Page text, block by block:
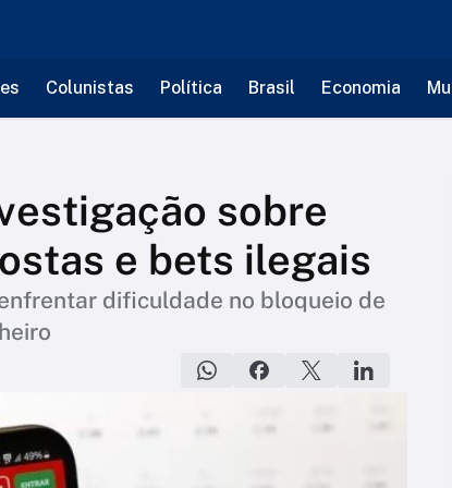
Colunistas Política Brasil Economia
sobre
e bets ilegais
dificuldade no bloqueio de